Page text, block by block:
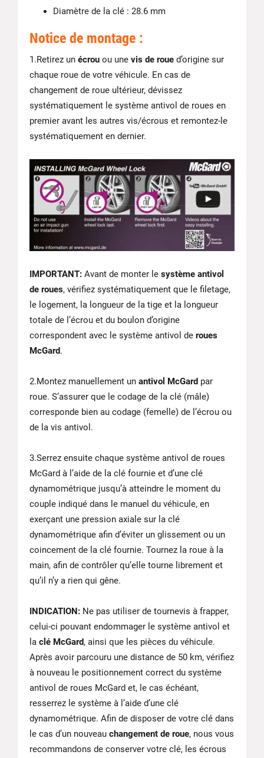
Diamètre de la clé : 28.6 mm
Notice de montage :
1.Retirez un écrou ou une vis de roue d’origine sur
chaque roue de votre véhicule. En cas de
changement de roue ultérieur, dévissez
systématiquement le système antivol de roues en
premier avant les autres vis/écrous et remontez-le
systématiquement en dernier.
IMPORTANT: Avant de monter le système antivol
de roues, vérifiez systématiquement que le filetage,
le logement, la longueur de la tige et la longueur
totale de l’écrou et du boulon d’origine
correspondent avec le système antivol de roues
McGard.
2.Montez manuellement un antivol McGard par
roue. S’assurer que le codage de la clé (mâle)
corresponde bien au codage (femelle) de l’écrou ou
de la vis antivol.
3.Serrez ensuite chaque système antivol de roues
McGard à l’aide de la clé fournie et d’une clé
dynamométrique jusqu’à atteindre le moment du
couple indiqué dans le manuel du véhicule, en
exerçant une pression axiale sur la clé
dynamométrique afin d’éviter un glissement ou un
coincement de la clé fournie. Tournez la roue à la
main, afin de contrôler qu’elle tourne librement et
qu’il n’y a rien qui gêne.
INDICATION: Ne pas utiliser de tournevis à frapper,
celui-ci pouvant endommager le système antivol et
la clé McGard, ainsi que les pièces du véhicule.
Après avoir parcouru une distance de 50 km, vérifiez
à nouveau le positionnement correct du système
antivol de roues McGard et, le cas échéant,
resserrez le système à l’aide d’une clé
dynamométrique. Afin de disposer de votre clé dans
le cas d’un nouveau changement de roue, nous vous
recommandons de conserver votre clé, les écrous